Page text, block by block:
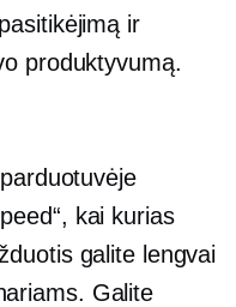
ir
produktyvumą.
kai kurias
galite lengvai
Galite